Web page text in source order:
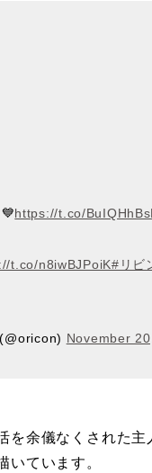
https://t.co/
t.co/n8iwBJPoiK#リビ
November
を余儀なくされた
いています。